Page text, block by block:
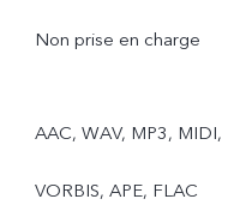
Photo dynamique
Non prise en charge
AAC, WAV, MP3, MIDI,
VORBIS, APE, FLAC